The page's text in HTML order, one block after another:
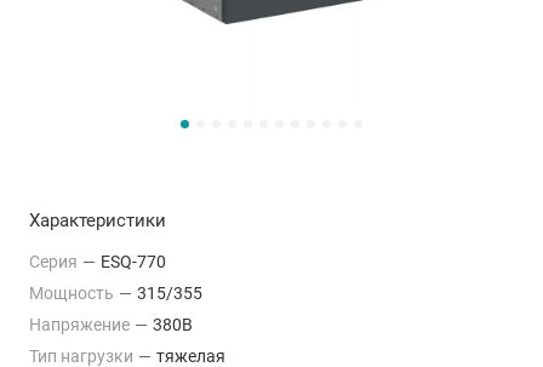
Характеристики
Серия — ESQ-770
Мощность — 315/355
Напряжение — 380В
Тип нагрузки — тяжелая